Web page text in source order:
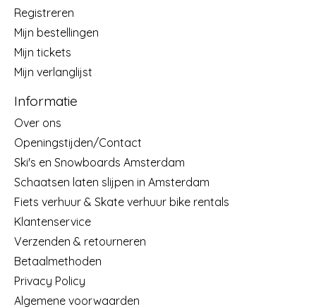
Registreren
Mijn bestellingen
Mijn tickets
Mijn verlanglijst
Informatie
Over ons
Openingstijden/Contact
Ski's en Snowboards Amsterdam
Schaatsen laten slijpen in Amsterdam
Fiets verhuur & Skate verhuur bike rentals
Klantenservice
Verzenden & retourneren
Betaalmethoden
Privacy Policy
Algemene voorwaarden